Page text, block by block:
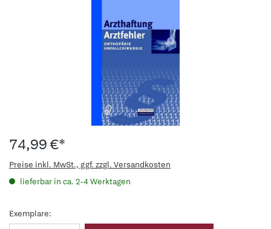
74,99 €*
Preise inkl. MwSt., ggf. zzgl. Versandkosten
lieferbar in ca. 2-4 Werktagen
Exemplare: